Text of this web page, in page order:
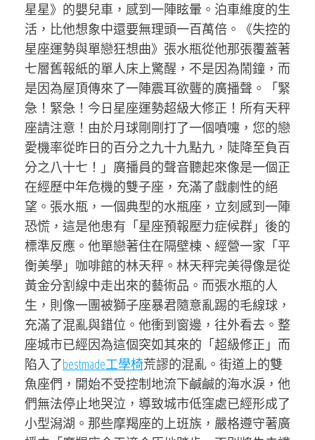
星星》的嬰兒車，感到一陣眩暈。泊車維度的生
活，比他想象中還要無理頭一百萬倍。《失控的
星座運勢與單戀狂想曲》張水瓶從他那張覆蓋著
七層舊報紙的單人床上驚醒，不是因為鬧鐘，而
是因為屋頂傳來了一陣震耳欲聾的廣播聲。「緊
急！緊急！今日星座運勢超級大修正！所有天秤
座請注意！由於月球剛剛打了一個噴嚏，您的戀
愛機率從昨日的百分之九十九點九，陡降至負百
分之八十七！」廣播員的聲音聽起來像是一個正
在經歷中年危機的雙子座，充滿了戲劇性的絕
望。張水瓶，一個典型的水瓶座，立刻感到一陣
恐慌，這是他患有「星座預報壓力症候群」後的
標準反應。他單戀著住在隔壁棟、經營一家「平
衡美學」咖啡館的林天秤。林天秤完美得像是從
黃金分割線中走出來的藝術品。而張水瓶的人
生，則像一團被獅子座暴君隨意亂踢的毛線球，
充滿了混亂與錯位。他衝到窗邊，往外看去。整
座城市已經因為這個突如其來的「超級修正」而
陷入了bestmade工學椅荒謬的混亂。街道上的雙
魚座們，開始不受控制地流下鹹鹹的海水淚，他
們無法停止地哭泣，導致城市低窪處已經形成了
小型潟湖。那些摩羯座的上班族，嚴格遵守著廣